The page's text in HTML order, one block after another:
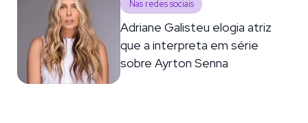
Nas redes sociais
Adriane Galisteu elogia atriz
que a interpreta em série
sobre Ayrton Senna